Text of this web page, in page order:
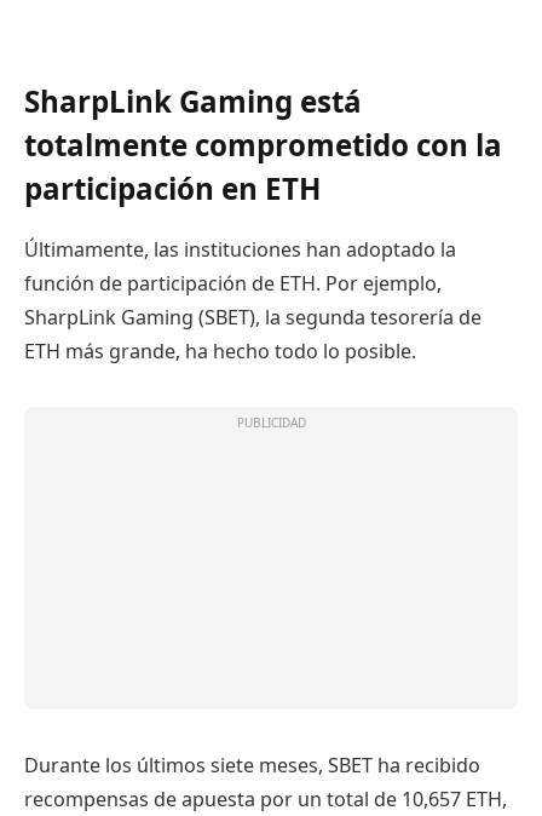
SharpLink Gaming está
totalmente comprometido con la
participación en ETH
Últimamente, las instituciones han adoptado la
función de participación de ETH. Por ejemplo,
SharpLink Gaming (SBET), la segunda tesorería de
ETH más grande, ha hecho todo lo posible.
Durante los últimos siete meses, SBET ha recibido
recompensas de apuesta por un total de 10,657 ETH,